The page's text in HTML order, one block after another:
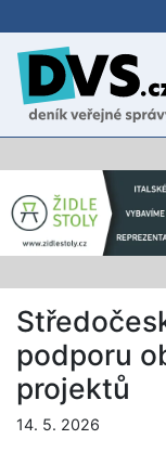
podporu
projektů
14. 5. 2026